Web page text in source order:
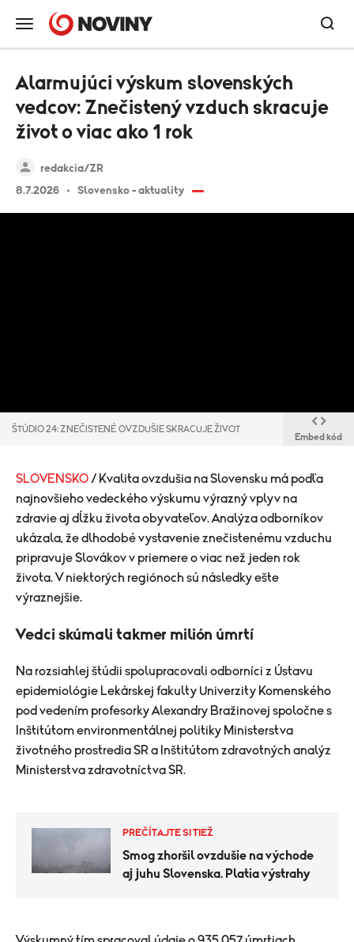
redakcia/ZR
8.7.2026
Slovensko - aktuality
Alarmujúci výskum slovenských
vedcov: Znečistený vzduch skracuje
život o viac ako 1 rok
ŠTÚDIO 24: ZNEČISTENÉ OVZDUŠIE SKRACUJE ŽIVOT
Embed kód
SLOVENSKO / Kvalita ovzdušia na Slovensku má podľa
najnovšieho vedeckého výskumu výrazný vplyv na
zdravie aj dĺžku života obyvateľov. Analýza odborníkov
ukázala, že dlhodobé vystavenie znečistenému vzduchu
pripravuje Slovákov v priemere o viac než jeden rok
života. V niektorých regiónoch sú následky ešte
výraznejšie.
Vedci skúmali takmer milión úmrtí
Na rozsiahlej štúdii spolupracovali odborníci z Ústavu
epidemiológie Lekárskej fakulty Univerzity Komenského
pod vedením profesorky Alexandry Bražinovej spoločne s
Inštitútom environmentálnej politiky Ministerstva
životného prostredia SR a Inštitútom zdravotných analýz
Ministerstva zdravotníctva SR.
PREČÍTAJTE SI TIEŽ
Smog zhoršil ovzdušie na východe
aj juhu Slovenska. Platia výstrahy